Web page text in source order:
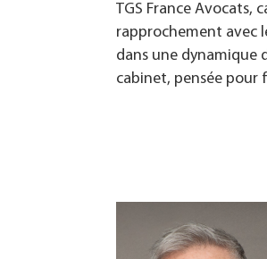
TGS France Avocats,
rapprochement avec
dans une dynamique
cabinet, pensée pour